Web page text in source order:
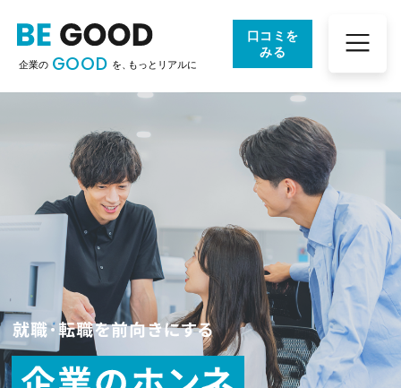
企業の GOOD を、もっとリアルに
口コミを
みる